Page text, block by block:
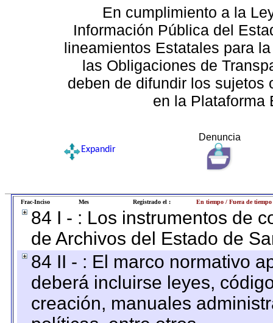
En cumplimiento a la
Información Pública del
lineamientos Estatales para
las Obligaciones de
deben de difundir los sujetos
en la Plataforma
Denuncia
Expandir
Frac-Inciso Mes Registrado el : En tiempo / Fuera de tiempo
84 I - : Los instrumentos de
de Archivos del Estado de
84 II - : El marco normativo
deberá incluirse leyes,
creación, manuales